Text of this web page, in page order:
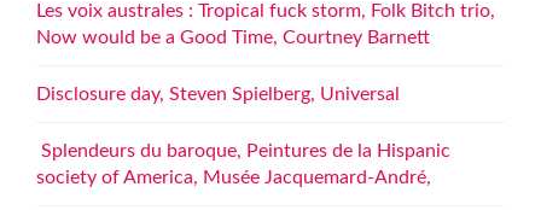
Les voix australes : Tropical fuck storm, Folk Bitch trio,
Now would be a Good Time, Courtney Barnett
Disclosure day, Steven Spielberg, Universal
Splendeurs du baroque, Peintures de la Hispanic
society of America, Musée Jacquemard-André,